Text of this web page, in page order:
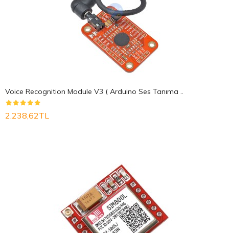
Voice Recognition Module V3 ( Arduino Ses Tanıma ..
2.238,62TL